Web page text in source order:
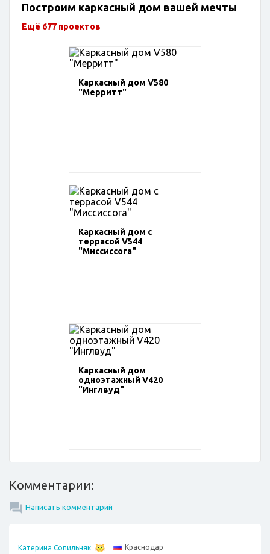
Построим каркасный дом вашей мечты
Ещё 677 проектов
Каркасный дом V580
"Мерритт"
Каркасный дом с
террасой V544
"Миссиссога"
Каркасный дом
одноэтажный V420
"Инглвуд"
Комментарии:
Написать комментарий
Катерина Сопильняк Краснодар